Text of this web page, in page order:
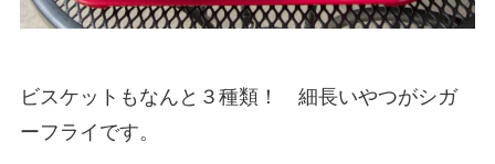
ビスケットもなんと３種類！ 細長いやつがシガ
ーフライです。